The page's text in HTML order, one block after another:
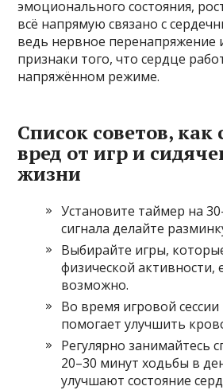
эмоционального состояния,
всё напрямую связано с
ведь нервное перенапряжение
признаки того, что сердце
напряжённом режиме.
Список советов, как
вред от игр и
жизни
Установите таймер на
сигнала делайте
Выбирайте игры,
физической активности,
возможно.
Во время игровой
помогает улучшить
Регулярно занимайтесь
20–30 минут ходьбы в
улучшают состояние